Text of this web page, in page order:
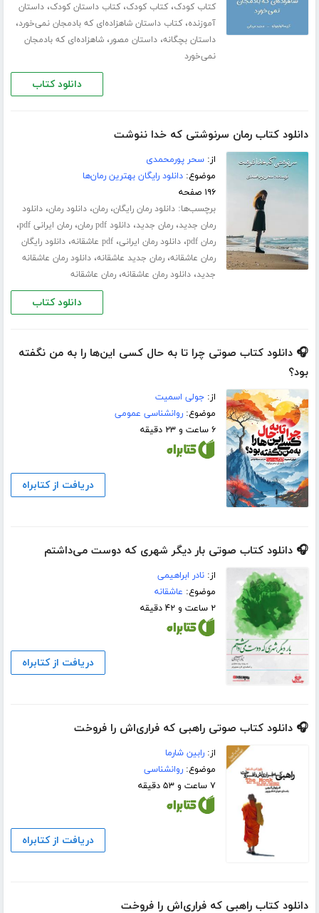
کتاب کودک،کتاب کودک،کتاب داستان کودک،داستان
آموزنده،کتاب داستان شاهزاده‌ای که بادمجان نمی‌خورد،
داستان بچگانه،داستان مصور،شاهزاده‌ای که بادمجان
نمی‌خورد
دانلود کتاب
دانلود کتاب رمان سرنوشتی که خدا ننوشت
از:سحر پورمحمدی
موضوع:دانلود رایگان بهترین رمان‌ها
۱۹۶ صفحه
برچسب‌ها:دانلود رمان رایگان،رمان،دانلود رمان،دانلود
رمان جدید،رمان جدید،دانلود pdf رمان ،رمان ایرانی pdf ،
رمان pdf ،دانلود رمان ایرانی،pdf عاشقانه ،دانلود رایگان
رمان عاشقانه،رمان جدید عاشقانه،دانلود رمان عاشقانه
جدید،دانلود رمان عاشقانه،رمان عاشقانه
دانلود کتاب
🎧 دانلود کتاب صوتی چرا تا به حال کسی این‌ها را به من نگفته
بود؟
از:جولی اسمیت
موضوع:روانشناسی عمومی
۶ ساعت و ۲۳ دقیقه
دریافت از کتابراه
🎧 دانلود کتاب صوتی بار دیگر شهری که دوست می‌داشتم
از:نادر ابراهیمی
موضوع: عاشقانه
۲ ساعت و ۴۲ دقیقه
دریافت از کتابراه
🎧 دانلود کتاب صوتی راهبی که فراری‌اش را فروخت
از:رابین شارما
موضوع:روانشناسی
۷ ساعت و ۵۳ دقیقه
دریافت از کتابراه
دانلود کتاب راهبی که فراری‌اش را فروخت